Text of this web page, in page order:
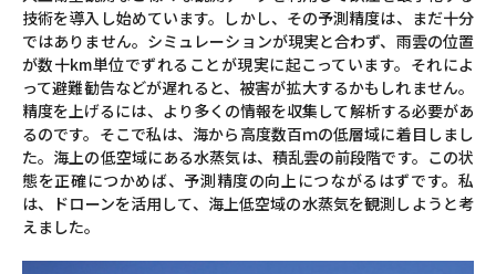
技術を導入し始めています。しかし、その予測精度は、まだ十分
ではありません。シミュレーションが現実と合わず、雨雲の位置
が数十km単位でずれることが現実に起こっています。それによ
って避難勧告などが遅れると、被害が拡大するかもしれません。
精度を上げるには、より多くの情報を収集して解析する必要があ
るのです。そこで私は、海から高度数百ｍの低層域に着目しまし
た。海上の低空域にある水蒸気は、積乱雲の前段階です。この状
態を正確につかめば、予測精度の向上につながるはずです。私
は、ドローンを活用して、海上低空域の水蒸気を観測しようと考
えました。